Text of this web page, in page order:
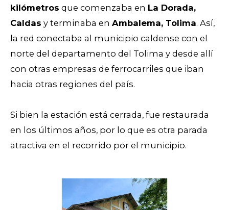
kilómetros que comenzaba en La Dorada,
Caldas y terminaba en Ambalema, Tolima. Así,
la red conectaba al municipio caldense con el
norte del departamento del Tolima y desde allí
con otras empresas de ferrocarriles que iban
hacia otras regiones del país.
Si bien la estación está cerrada, fue restaurada
en los últimos años, por lo que es otra parada
atractiva en el recorrido por el municipio.